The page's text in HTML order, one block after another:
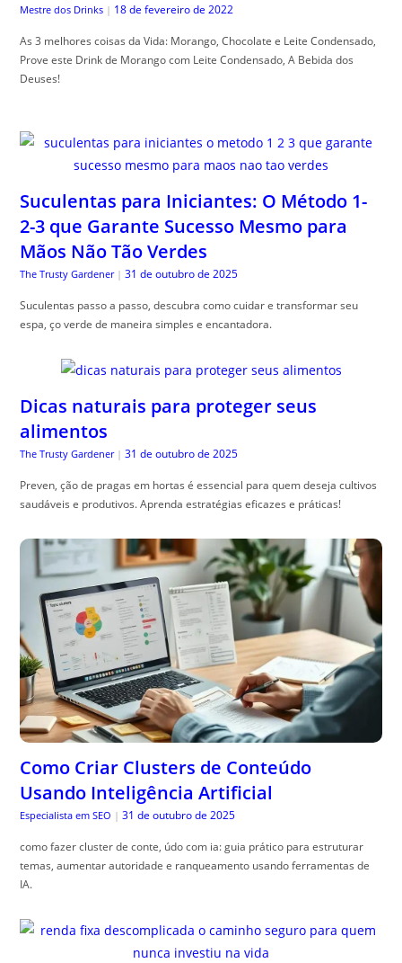
Mestre dos Drinks | 18 de fevereiro de 2022
As 3 melhores coisas da Vida: Morango, Chocolate e Leite Condensado,
Prove este Drink de Morango com Leite Condensado, A Bebida dos
Deuses!
Suculentas para Iniciantes: O Método 1-
2-3 que Garante Sucesso Mesmo para
Mãos Não Tão Verdes
The Trusty Gardener | 31 de outubro de 2025
Suculentas passo a passo, descubra como cuidar e transformar seu
espa, ço verde de maneira simples e encantadora.
Dicas naturais para proteger seus
alimentos
The Trusty Gardener | 31 de outubro de 2025
Preven, ção de pragas em hortas é essencial para quem deseja cultivos
saudáveis e produtivos. Aprenda estratégias eficazes e práticas!
Como Criar Clusters de Conteúdo
Usando Inteligência Artificial
Especialista em SEO | 31 de outubro de 2025
como fazer cluster de conte, údo com ia: guia prático para estruturar
temas, aumentar autoridade e ranqueamento usando ferramentas de
IA.